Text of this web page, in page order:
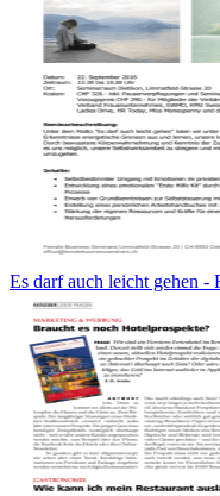
Es darf auch leicht gehen -